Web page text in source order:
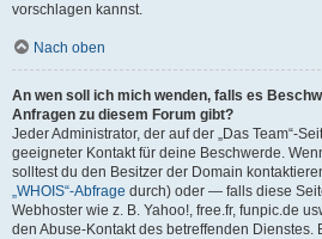
vorschlagen kannst.
Nach oben
An wen soll ich mich wenden, falls es
Anfragen zu diesem Forum gibt?
Jeder Administrator, der auf der „Das Team“-
geeigneter Kontakt für deine Beschwerde.
solltest du den Besitzer der Domain
„WHOIS“-Abfrage durch) oder — falls diese
Webhoster wie z. B. Yahoo!, free.fr, funpic.de
den Abuse-Kontakt des betreffenden Dienstes.